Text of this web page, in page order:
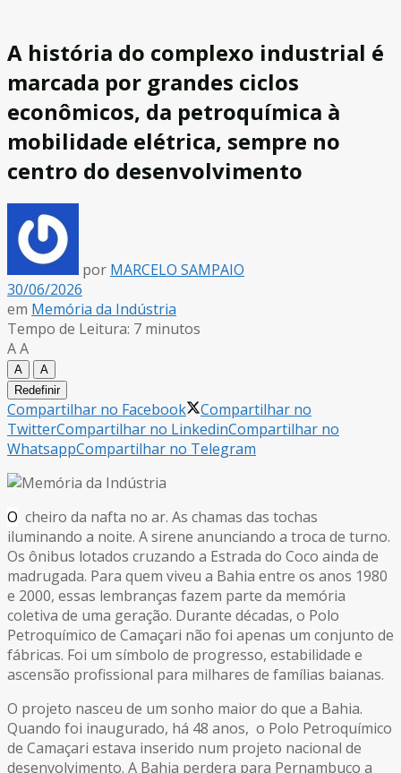
A história do complexo industrial é
marcada por grandes ciclos
econômicos, da petroquímica à
mobilidade elétrica, sempre no
centro do desenvolvimento
por MARCELO SAMPAIO
30/06/2026
em Memória da Indústria
Tempo de Leitura: 7 minutos
AA
A
A
Redefinir
Compartilhar no Facebook
Compartilhar no
TwitterCompartilhar no LinkedinCompartilhar no
WhatsappCompartilhar no Telegram
O cheiro da nafta no ar. As chamas das tochas
iluminando a noite. A sirene anunciando a troca de turno.
Os ônibus lotados cruzando a Estrada do Coco ainda de
madrugada. Para quem viveu a Bahia entre os anos 1980
e 2000, essas lembranças fazem parte da memória
coletiva de uma geração. Durante décadas, o Polo
Petroquímico de Camaçari não foi apenas um conjunto de
fábricas. Foi um símbolo de progresso, estabilidade e
ascensão profissional para milhares de famílias baianas.
O projeto nasceu de um sonho maior do que a Bahia.
Quando foi inaugurado, há 48 anos, o Polo Petroquímico
de Camaçari estava inserido num projeto nacional de
desenvolvimento. A Bahia perdera para Pernambuco a